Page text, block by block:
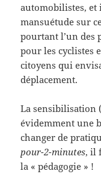
automobilistes, et
mansuétude sur
pourtant l’un des
pour les cyclistes
citoyens qui
déplacement.
La sensibilisation
évidemment une
changer de
pour-2-minutes, il
la « pédagogie » !